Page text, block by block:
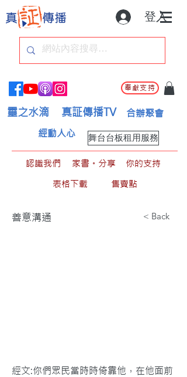
登入
奉獻支持
靈之水滴 真証傳播TV 合辦聚會
舞台台板租用服務
經動人心
認識我們 家書。分享
你的支持
表格下載
售賣點
善意溝通 < Back
經文:你們眾民當時時倚靠他，在他面前